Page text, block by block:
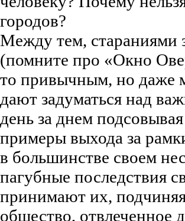
городов?
Между тем, стараниями
(помните про «Окно
то привычным, но даже
дают задуматься над
день за днем
примеры выхода за
в большинстве своем
пагубные последствия
принимают их,
общество, отвлеченное